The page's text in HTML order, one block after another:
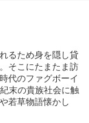
るため身を隠し貸
そこにたまたま訪
代のファグボーイ
末の貴族社会に触
若草物語懐かし